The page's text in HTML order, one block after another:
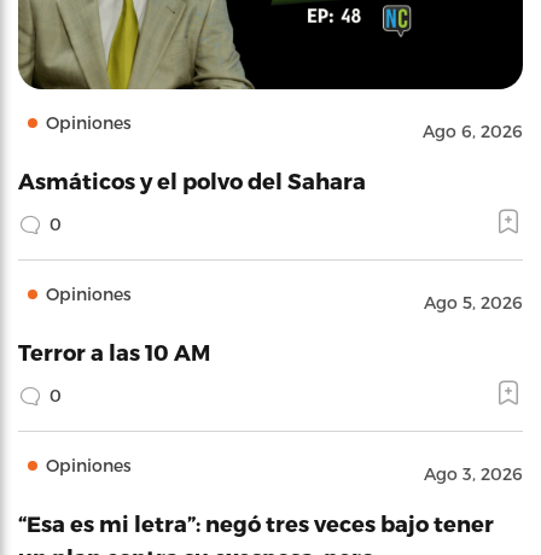
Opiniones Ago 6, 2026
Asmáticos y el polvo del Sahara
0
Opiniones Ago 5, 2026
Terror a las 10 AM
0
Opiniones Ago 3, 2026
“Esa es mi letra”: negó tres veces bajo tener